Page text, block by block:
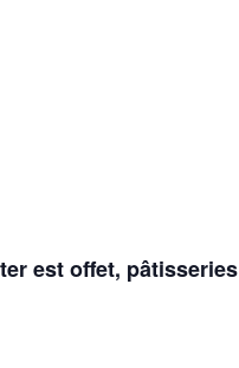
est offet, pâtisseries